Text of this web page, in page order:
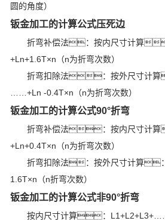
圆的角度）
钣金加工的计算公式压死边
折弯补偿法：按内尺寸计算
+Ln+1.6T×n（n为折弯次数）
折弯扣除法：按外尺寸计算
……+Ln -0.4T×n（n为折弯次数）
钣金加工的计算公式90°折弯
折弯补偿法：按内尺寸计算
+Ln+0.4T×n（n为折弯次数）
折弯扣除法：按外尺寸计算
1.6T×n（n折弯次数）
钣金加工的计算公式非90°折弯
按内尺寸计算：